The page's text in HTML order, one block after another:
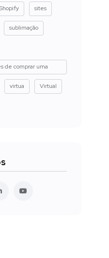
sites
sublimação
de comprar uma
virtua Virtual